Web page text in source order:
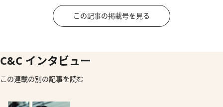
この記事の掲載号を見る
C&C インタビュー
この連載の別の記事を読む